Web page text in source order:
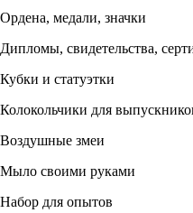
Ордена, медали, значки
Дипломы, свидетельства,
Кубки и статуэтки
Колокольчики для
Воздушные змеи
Мыло своими руками
Набор для опытов